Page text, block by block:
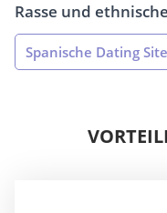
Rasse und
Spanische Dating